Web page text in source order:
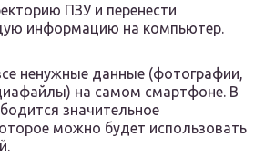
ПЗУ и перенести
информацию на компьютер.
ненужные данные (фотографии,
на самом смартфоне. В
значительное
можно будет использовать